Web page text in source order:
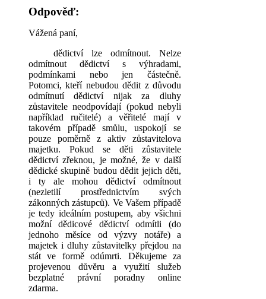
Odpověď:
Vážená paní,
dědictví lze odmítnout. Nelze
odmítnout dědictví s výhradami,
podmínkami nebo jen částečně.
Potomci, kteří nebudou dědit z důvodu
odmítnutí dědictví nijak za dluhy
zůstavitele neodpovídají (pokud nebyli
například ručitelé) a věřitelé mají v
takovém případě smůlu, uspokojí se
pouze poměrně z aktiv zůstavitelova
majetku. Pokud se děti zůstavitele
dědictví zřeknou, je možné, že v další
dědické skupině budou dědit jejich děti,
i ty ale mohou dědictví odmítnout
(nezletilí prostřednictvím svých
zákonných zástupců). Ve Vašem případě
je tedy ideálním postupem, aby všichni
možní dědicové dědictví odmítli (do
jednoho měsíce od výzvy notáře) a
majetek i dluhy zůstavitelky přejdou na
stát ve formě odúmrti. Děkujeme za
projevenou důvěru a využití služeb
bezplatné právní poradny online
zdarma.